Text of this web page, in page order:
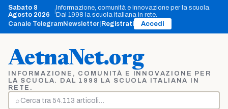
Vai
contenuto
Sabato 8
Agosto 2026
Informazione, comunità e innovazione per la scuola.
Dal 1998 la scuola italiana in rete.
Canale TelegramNewsletter Registrati Accedi
AetnaNet.org
INFORMAZIONE, COMUNITÀ E INNOVAZIONE PER
LA SCUOLA. DAL 1998 LA SCUOLA ITALIANA IN
RETE.
⌕
Cerca